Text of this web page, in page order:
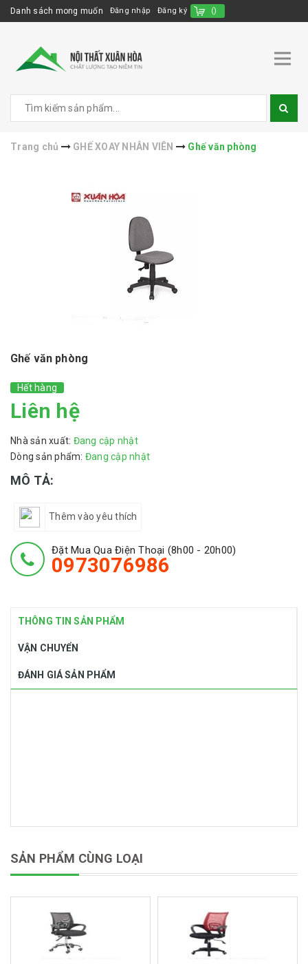
Danh sách mong muốn Đăng nhập Đăng ký ()
Trang chủ GHẾ XOAY NHÂN VIÊN Ghế văn phòng
Ghế văn phòng
Hết hàng
Liên hệ
Nhà sản xuất: Đang cập nhật
Dòng sản phẩm: Đang cập nhật
MÔ TẢ:
Thêm vào yêu thích
Đặt Mua Qua Điện Thoại (8h00 - 20h00)
0973076986
THÔNG TIN SẢN PHẨM
VẬN CHUYỂN
ĐÁNH GIÁ SẢN PHẨM
SẢN PHẨM CÙNG LOẠI